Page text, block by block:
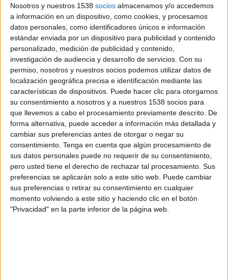
Nosotros y nuestros 1538 socios almacenamos y/o accedemos
a información en un dispositivo, como cookies, y procesamos
datos personales, como identificadores únicos e información
estándar enviada por un dispositivo para publicidad y contenido
personalizado, medición de publicidad y contenido,
investigación de audiencia y desarrollo de servicios. Con su
permiso, nosotros y nuestros socios podemos utilizar datos de
localización geográfica precisa e identificación mediante las
características de dispositivos. Puede hacer clic para otorgarnos
su consentimiento a nosotros y a nuestros 1538 socios para
que llevemos a cabo el procesamiento previamente descrito. De
forma alternativa, puede acceder a información más detallada y
cambiar sus preferencias antes de otorgar o negar su
consentimiento. Tenga en cuenta que algún procesamiento de
sus datos personales puede no requerir de su consentimiento,
pero usted tiene el derecho de rechazar tal procesamiento. Sus
preferencias se aplicarán solo a este sitio web. Puede cambiar
sus preferencias o retirar su consentimiento en cualquier
momento volviendo a este sitio y haciendo clic en el botón
"Privacidad" en la parte inferior de la página web.
treballar", es queixa Sunyer. Dos de cada tres
espectadors de Temporada Alta són dones que
tenen, de mitjana, 43 anys. També destaca el fet
que 6.600 persones han assistit per primera
vegada a algun dels espectacles del festival.
Perill de desaparèixer
El director, Salvador Sunyer, assenyala que
l'empresa organitzadora és incapaç de pagar el
deute que els reclama Hisenda, que se situa en
1,4 MEUR. "Aquesta quantitat no la tenim i si
hem d'anar a la justícia primer hem de pagar",
assenyala Sunyer. Les dues úniques alternatives
són que algú avali els organitzadors de
Temporada Alta o demanar una suspensió de